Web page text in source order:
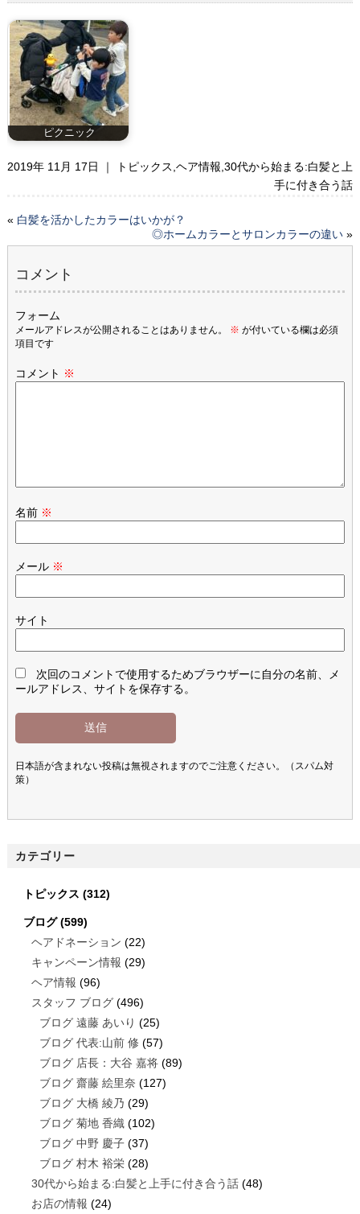
ピクニック
2019年 11月 17日 ｜ トピックス ,ヘア情報 ,30代から始まる:白髪と上
手に付き合う話
« 白髪を活かしたカラーはいかが？
◎ホームカラーとサロンカラーの違い »
コメント
フォーム
メールアドレスが公開されることはありません。 ※ が付いている欄は必須
項目です
コメント ※
名前 ※
メール ※
サイト
次回のコメントで使用するためブラウザーに自分の名前、メ
ールアドレス、サイトを保存する。
日本語が含まれない投稿は無視されますのでご注意ください。（スパム対
策）
カテゴリー
トピックス (312)
ブログ(599)
ヘアドネーション (22)
キャンペーン情報 (29)
ヘア情報 (96)
スタッフ ブログ(496)
ブログ 遠藤 あいり (25)
ブログ 代表:山前 修 (57)
ブログ 店長：大谷 嘉将(89)
ブログ 齋藤 絵里奈 (127)
ブログ 大橋 綾乃 (29)
ブログ 菊地 香織(102)
ブログ 中野 慶子(37)
ブログ 村木 裕栄(28)
30代から始まる:白髪と上手に付き合う話(48)
お店の情報 (24)